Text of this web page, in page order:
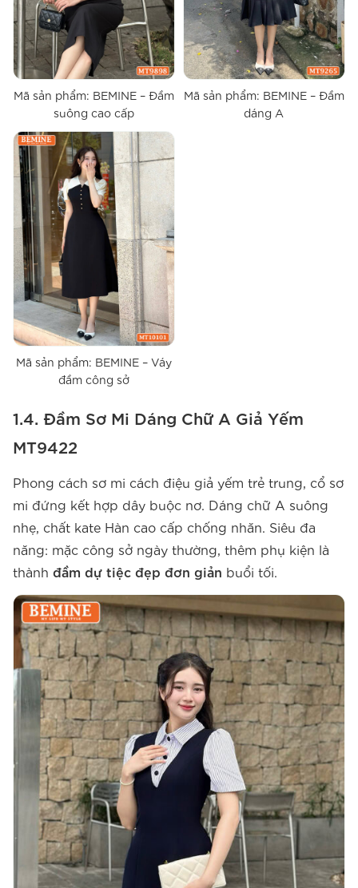
Mã sản phẩm: BEMINE – Đầm
suông cao cấp
Mã sản phẩm: BEMINE – Đầm
dáng A
Mã sản phẩm: BEMINE – Váy
đầm công sở
1.4. Đầm Sơ Mi Dáng Chữ A Giả Yếm
MT9422
Phong cách sơ mi cách điệu giả yếm trẻ trung, cổ sơ
mi đứng kết hợp dây buộc nơ. Dáng chữ A suông
nhẹ, chất kate Hàn cao cấp chống nhăn. Siêu đa
năng: mặc công sở ngày thường, thêm phụ kiện là
thành đầm dự tiệc đẹp đơn giản buổi tối.